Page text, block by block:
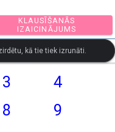
KLAUSĪŠANĀS
IZAICINĀJUMS
kā tie tiek izrunāti.
3
4
8
9